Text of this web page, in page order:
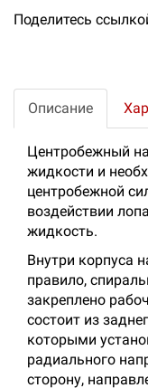
Поделитесь
Описание
Центробежный
жидкости и
центробежной
воздействии
жидкость.
Внутри корпуса
правило,
закреплено
состоит из
которыми
радиального
сторону,